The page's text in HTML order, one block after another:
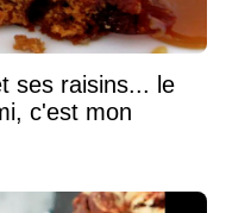
ses raisins... le
c'est mon